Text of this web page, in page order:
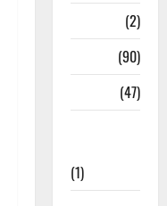
(2)
(90)
(47)
(1)